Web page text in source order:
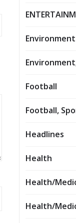
Environment
Football
Football,
Headlines
Health
Health/
Health/